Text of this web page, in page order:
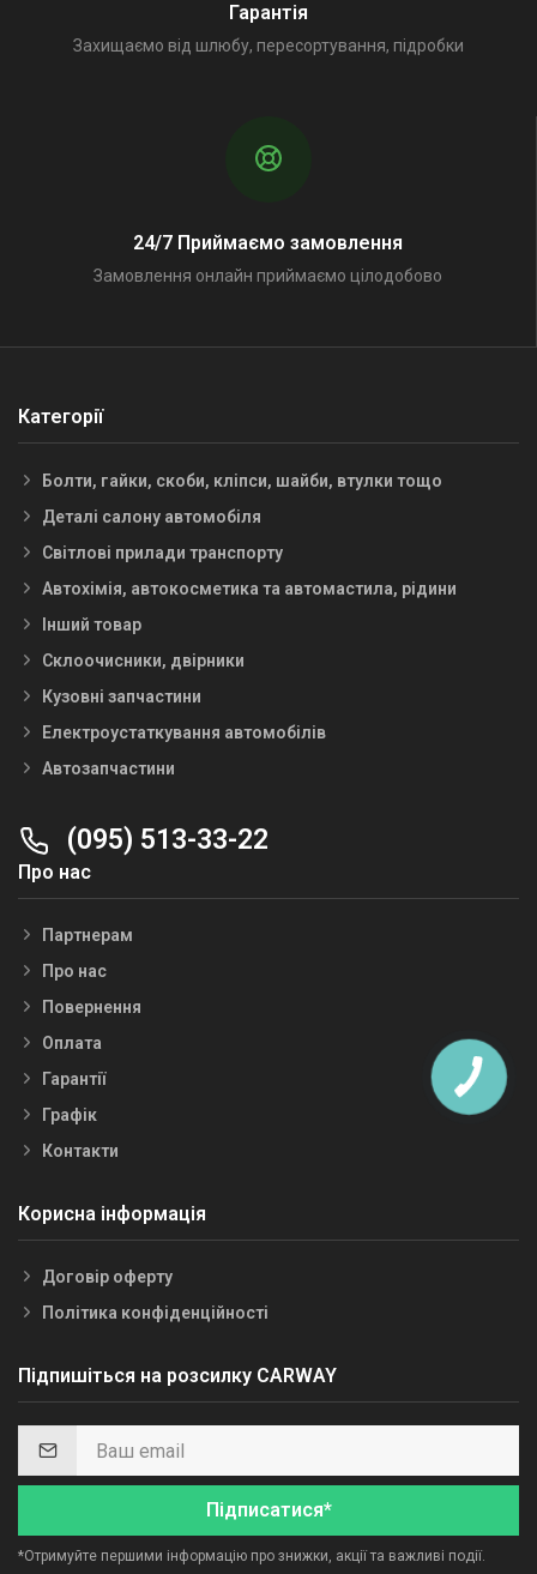
Гарантія
Захищаємо від шлюбу, пересортування, підробки
24/7 Приймаємо замовлення
Замовлення онлайн приймаємо цілодобово
Категорії
Болти, гайки, скоби, кліпси, шайби, втулки тощо
Деталі салону автомобіля
Світлові прилади транспорту
Автохімія, автокосметика та автомастила, рідини
Інший товар
Склоочисники, двірники
Кузовні запчастини
Електроустаткування автомобілів
Автозапчастини
(095) 513-33-22
Про нас
Партнерам
Про нас
Повернення
Оплата
Гарантії
Графік
Контакти
Корисна інформація
Договір оферту
Політика конфіденційності
Підпишіться на розсилку CARWAY
Підписатися*
*Отримуйте першими інформацію про знижки, акції та важливі події.